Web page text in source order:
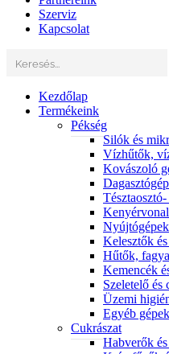
Szerviz
Kapcsolat
Kezdőlap
Termékeink
Pékség
Silók és
Vízhűtők,
Kovászoló
Kelesztők
Hűtők,
Kemencék
Szeletelő és
Üzemi
Egyéb
Cukrászat
Habverők